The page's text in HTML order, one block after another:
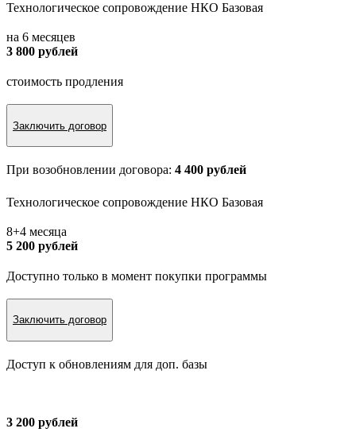
Технологическое сопровождение НКО Базовая
на 6 месяцев
3 800 рублей
стоимость продления
Заключить договор
При возобновлении договора: 4 400 рублей
Технологическое сопровождение НКО Базовая
8+4 месяца
5 200 рублей
Доступно только в момент покупки программы
Заключить договор
Доступ к обновлениям для доп. базы
3 200 рублей